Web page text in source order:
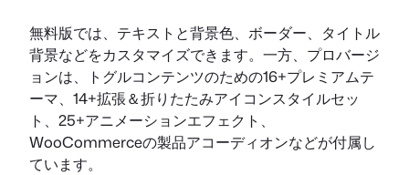
無料版では、テキストと背景色、ボーダー、タイトル
背景などをカスタマイズできます。一方、プロバージ
ョンは、トグルコンテンツのための16+プレミアムテ
ーマ、14+拡張＆折りたたみアイコンスタイルセッ
ト、25+アニメーションエフェクト、
WooCommerceの製品アコーディオンなどが付属し
ています。